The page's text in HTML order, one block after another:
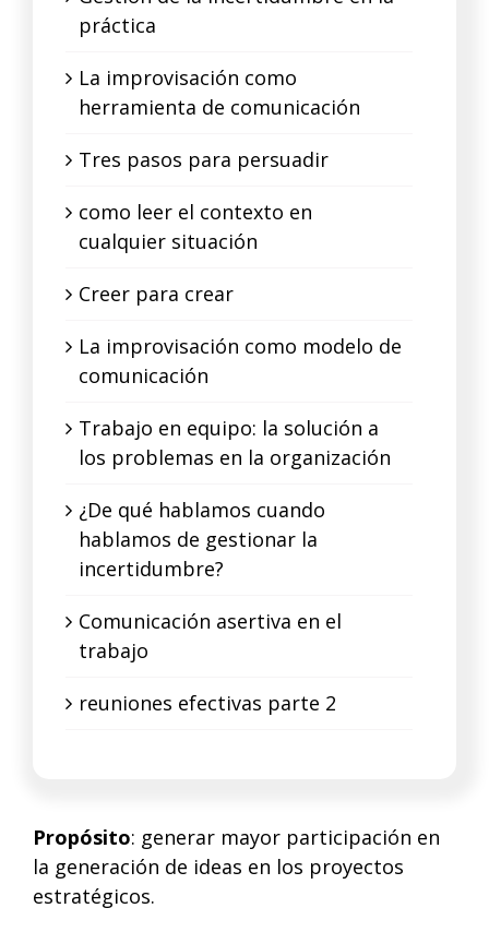
práctica
La improvisación como
herramienta de comunicación
Tres pasos para persuadir
como leer el contexto en
cualquier situación
Creer para crear
La improvisación como modelo de
comunicación
Trabajo en equipo: la solución a
los problemas en la organización
¿De qué hablamos cuando
hablamos de gestionar la
incertidumbre?
Comunicación asertiva en el
trabajo
reuniones efectivas parte 2
Propósito: generar mayor participación en
la generación de ideas en los proyectos
estratégicos.